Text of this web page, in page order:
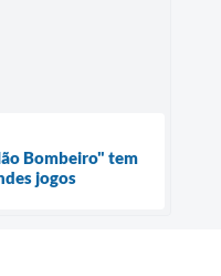
Bombeiro" tem
jogos